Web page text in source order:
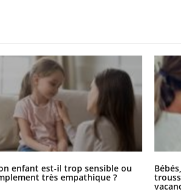
enfant est-il trop sensible ou
très empathique ?